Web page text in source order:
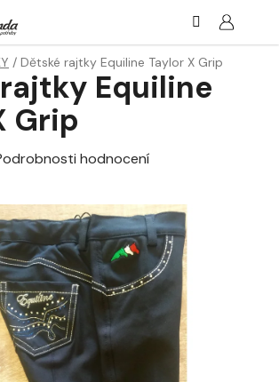
/ Dětské rajtky Equiline Taylor X Grip
Equiline
Grip
hodnocení